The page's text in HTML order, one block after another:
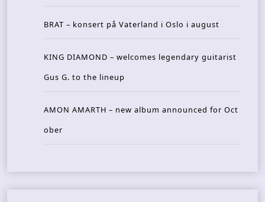
BRAT – konsert på Vaterland i Oslo i august
KING DIAMOND – welcomes legendary guitarist
Gus G. to the lineup
AMON AMARTH – new album announced for Oct
ober